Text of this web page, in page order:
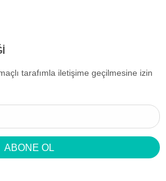
tarafımla iletişime geçilmesine izin
ABONE OL